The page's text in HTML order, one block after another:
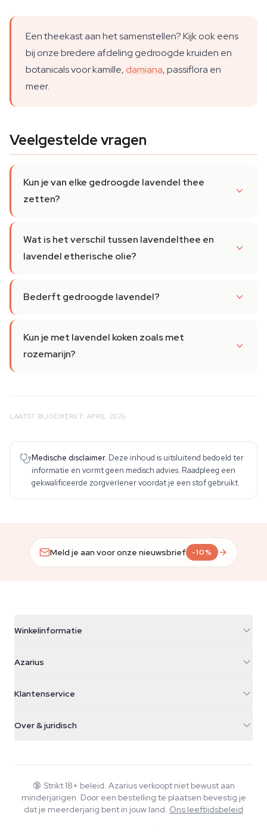
Een theekast aan het samenstellen? Kijk ook eens
bij onze bredere afdeling gedroogde kruiden en
botanicals voor kamille,damiana, passiflora en
meer.
Veelgestelde vragen
Kun je van elke gedroogde lavendel thee
zetten?
Wat is het verschil tussen lavendelthee en
lavendel etherische olie?
Bederft gedroogde lavendel?
Kun je met lavendel koken zoals met
rozemarijn?
LAATST BIJGEWERKT: APRIL 2026
Medische disclaimer. Deze inhoud is uitsluitend bedoeld ter
informatie en vormt geen medisch advies. Raadpleeg een
gekwalificeerde zorgverlener voordat je een stof gebruikt.
Meld je aan voor onze nieuwsbrief -10%
Winkelinformatie
Galvaniweg 11
Nederland
+31(0)204897914
Azarius
Smokeshop
Klantenservice
Retourbeleid
Veelgestelde vragen
Privacybeleid
Over & juridisch
Wiki
Muziek
🔞 Strikt 18+ beleid. Azarius verkoopt niet bewust aan
minderjarigen. Door een bestelling te plaatsen bevestig je
dat je meerderjarig bent in jouw land. Ons leeftijdsbeleid